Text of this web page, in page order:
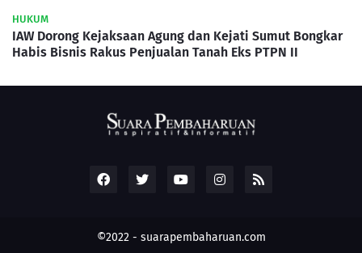
HUKUM
IAW Dorong Kejaksaan Agung dan Kejati Sumut Bongkar
Habis Bisnis Rakus Penjualan Tanah Eks PTPN II
©2022 - suarapembaharuan.com